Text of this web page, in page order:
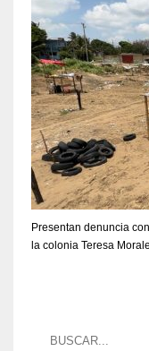
Presentan denuncia
la colonia Teresa